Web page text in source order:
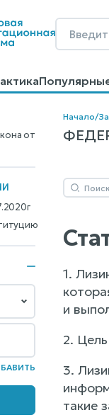
материалы
от
Начало/
1.
и
2.
3.
такие